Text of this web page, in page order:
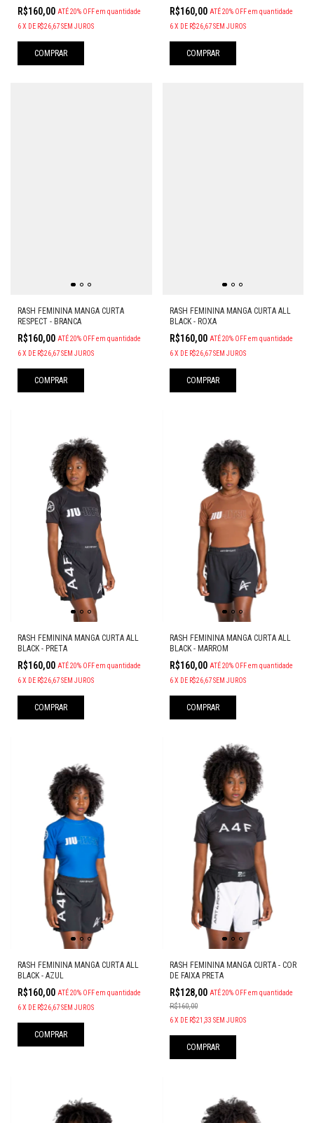
R$160,00 ATÉ 20% OFFem quantidade
6X DE R$26,67SEM JUROS
COMPRAR
R$160,00 ATÉ 20% OFF em quantidade
6 X DE R$26,67 SEM JUROS
COMPRAR
RASH FEMININA MANGA CURTA
RESPECT - BRANCA
R$160,00 ATÉ 20% OFFem quantidade
6X DE R$26,67SEM JUROS
COMPRAR
RASH FEMININA MANGA CURTA ALL
BLACK - ROXA
R$160,00 ATÉ 20% OFF em quantidade
6 X DE R$26,67 SEM JUROS
COMPRAR
RASH FEMININA MANGA CURTA ALL
BLACK - PRETA
R$160,00 ATÉ 20% OFFem quantidade
6X DE R$26,67SEM JUROS
COMPRAR
RASH FEMININA MANGA CURTA ALL
BLACK - MARROM
R$160,00 ATÉ 20% OFF em quantidade
6 X DE R$26,67 SEM JUROS
COMPRAR
RASH FEMININA MANGA CURTA ALL
BLACK - AZUL
R$160,00 ATÉ 20% OFFem quantidade
6X DE R$26,67SEM JUROS
COMPRAR
RASH FEMININA MANGA CURTA - COR
DE FAIXA PRETA
R$128,00 ATÉ 20% OFF em quantidade
R$160,00
6 X DE R$21,33 SEM JUROS
COMPRAR